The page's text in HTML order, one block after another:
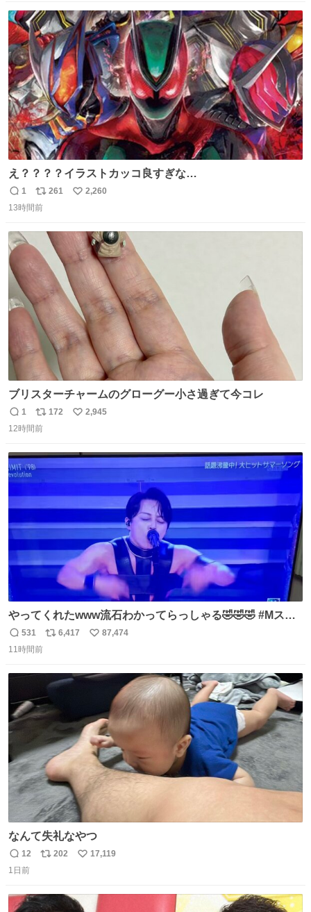
た。 一気に楽しみになりました。
ト
数
数
え？？？？イラストカッコ良すぎな
い？？？？？？？？？？？？
返
信
1
リ
ポ
数
261
い
数
2,260
13時間前
ブリスターチャームのグローグー小さ過ぎて今コレ
返
信
1
リ
ポ
ト
172
い
数
2,945
12時間前
やってくれたwww流石わかってらっしゃる🤣🤣🤣 #Mステ
#西川貴教
返
信
531
リ
ト
数
6,417
い
数
87,474
11時間前
なんて失礼なやつ
返
信
12
リ
ト
202
い
数
17,119
1日前